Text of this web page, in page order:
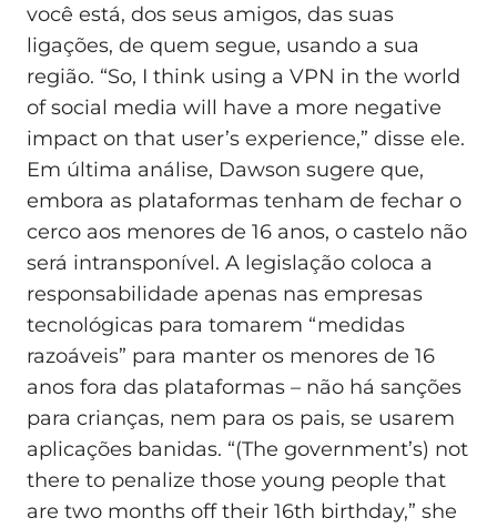
você está, dos seus amigos, das suas
ligações, de quem segue, usando a sua
região. “So, I think using a VPN in the world
of social media will have a more negative
impact on that user’s experience,” disse ele.
Em última análise, Dawson sugere que,
embora as plataformas tenham de fechar o
cerco aos menores de 16 anos, o castelo não
será intransponível. A legislação coloca a
responsabilidade apenas nas empresas
tecnológicas para tomarem “medidas
razoáveis” para manter os menores de 16
anos fora das plataformas – não há sanções
para crianças, nem para os pais, se usarem
aplicações banidas. “(The government’s) not
there to penalize those young people that
are two months off their 16th birthday,” she